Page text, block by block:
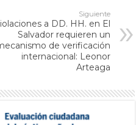
Siguiente
a DD. HH. en El
Salvador requieren un
de verificación
internacional: Leonor
Arteaga